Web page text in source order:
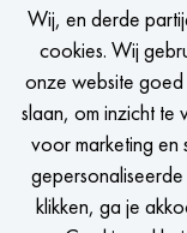
Wij, en derde
cookies. Wij
onze website
slaan, om inzicht te
voor marketing en
klikken, ga je
BEKIJK